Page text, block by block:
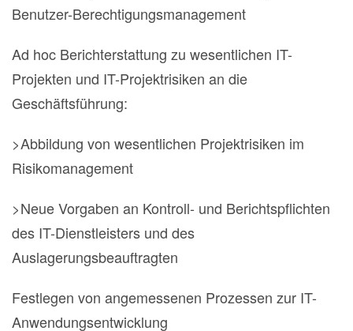
Benutzer-Berechtigungsmanagement
Ad hoc Berichterstattung zu wesentlichen IT-
Projekten und IT-Projektrisiken an die
Geschäftsführung:
>Abbildung von wesentlichen Projektrisiken im
Risikomanagement
>Neue Vorgaben an Kontroll- und Berichtspflichten
des IT-Dienstleisters und des
Auslagerungsbeauftragten
Festlegen von angemessenen Prozessen zur IT-
Anwendungsentwicklung